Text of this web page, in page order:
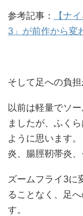
参考記事：
【ナ
3」が前作から変
そして足への負
以前は軽量でソ
ましたが、ふく
ように思います
炎、腸脛靭帯炎
ズームフライ3に
ることなく、足
す。